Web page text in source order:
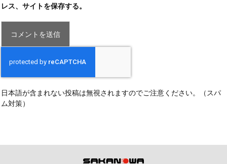
レス、サイトを保存する。
日本語が含まれない投稿は無視されますのでご注意ください。（スパ
ム対策）